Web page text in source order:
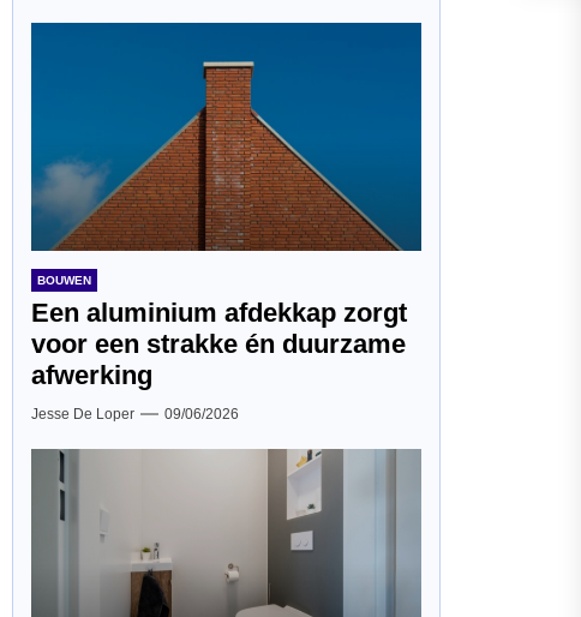
BOUWEN
Een aluminium afdekkap zorgt
voor een strakke én duurzame
afwerking
Jesse De Loper 09/06/2026